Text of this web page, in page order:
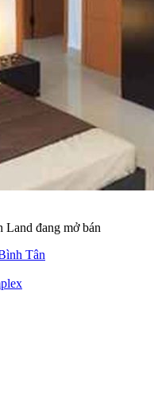
Land đang mở bán
Tân